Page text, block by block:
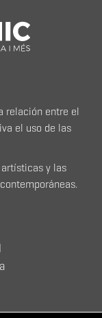
relación entre el
el uso de las
y las